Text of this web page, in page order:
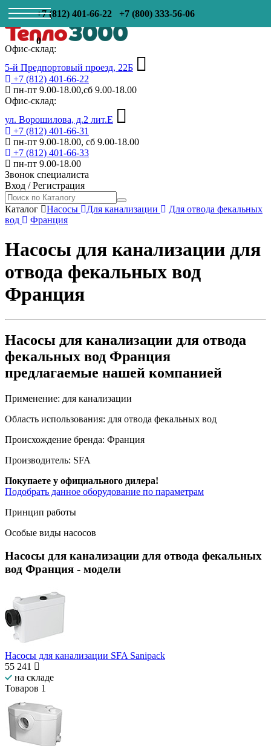
+7 (812) 401-66-22 +7 (800) 333-56-06
0
Офис-склад:
5-й Предпортовый проезд, 22Б
+7 (812) 401-66-22
пн-пт 9.00-18.00,сб 9.00-18.00
Офис-склад:
ул. Ворошилова, д.2 лит.Е
+7 (812) 401-66-31
пн-пт 9.00-18.00, сб 9.00-18.00
+7 (812) 401-66-33
пн-пт 9.00-18.00
Звонок специалиста
Вход /Регистрация
Каталог Насосы Для канализации
Для отвода фекальных
вод
Франция
Насосы для канализации для
отвода фекальных вод
Франция
Насосы для канализации для отвода
фекальных вод Франция
предлагаемые нашей компанией
Применение: для канализации
Область использования: для отвода фекальных вод
Происхождение бренда: Франция
Производитель: SFA
Покупаете у официального дилера!
Подобрать данное оборудование по параметрам
Принцип работы
Особые виды насосов
Насосы для канализации для отвода фекальных
вод Франция - модели
Насосы для канализации SFA Sanipack
55 241
на складе
Товаров 1